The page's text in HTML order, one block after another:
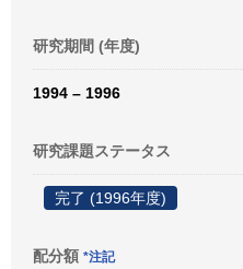
研究期間 (年度)
1994 – 1996
研究課題ステータス
完了 (1996年度)
配分額 *注記